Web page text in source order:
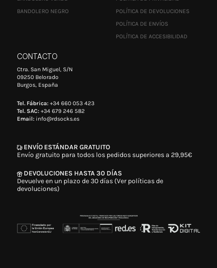
BANDOLERO NEGRO
POLÍTICA DE DEVOLUCIONES
POLÍTICA DE ENVÍOS
POLÍTICA DE ACCESIBILIDAD
CONTACTO
Ctra. San Miguel, S/N
09250 Belorado
Burgos, España
Tel. Fábrica: +34 660 053 423
Tel. SAC: +34 679 246 582
Email: info@rdsocks.es
ENVÍO ESTÁNDAR GRATUITO
Envío gratuito para todos los pedidos superiores a 29,95€
DEVOLUCIONES HASTA 30 DÍAS
Devuelve en un plazo de 30 días (Ver políticas de
devoluciones)